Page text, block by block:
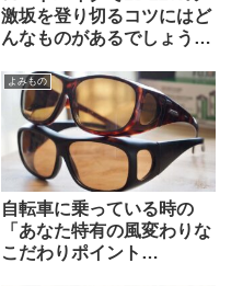
激坂を登り切るコツにはど
んなものがあるでしょう
よみもの
自転車に乗っている時の
「あなた特有の風変わりな
こだわりポイント